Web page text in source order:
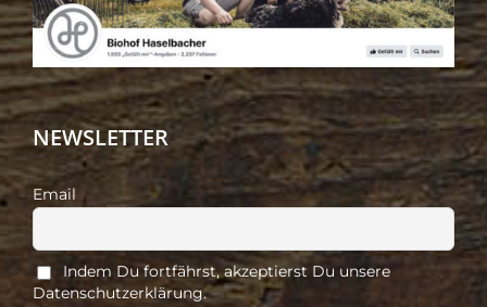
NEWSLETTER
Email
Indem Du fortfährst, akzeptierst Du unsere
Datenschutzerklärung.